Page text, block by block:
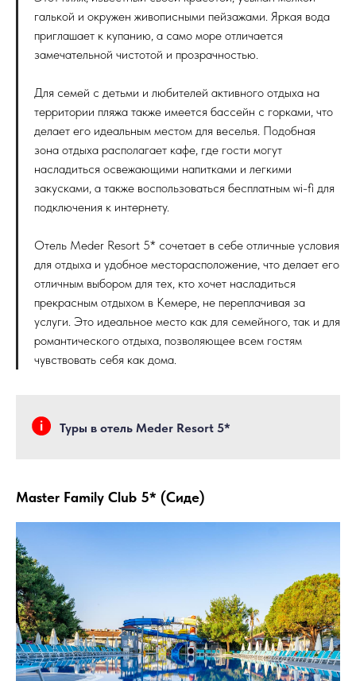
галькой и окружен живописными пейзажами. Яркая вода
приглашает к купанию, а само море отличается
замечательной чистотой и прозрачностью.
Для семей с детьми и любителей активного отдыха на
территории пляжа также имеется бассейн с горками, что
делает его идеальным местом для веселья. Подобная
зона отдыха располагает кафе, где гости могут
насладиться освежающими напитками и легкими
закусками, а также воспользоваться бесплатным wi-fi для
подключения к интернету.
Отель Meder Resort 5* сочетает в себе отличные условия
для отдыха и удобное месторасположение, что делает его
отличным выбором для тех, кто хочет насладиться
прекрасным отдыхом в Кемере, не переплачивая за
услуги. Это идеальное место как для семейного, так и для
романтического отдыха, позволяющее всем гостям
чувствовать себя как дома.
Туры в отель Meder Resort 5*
Master Family Club 5* (Сиде)